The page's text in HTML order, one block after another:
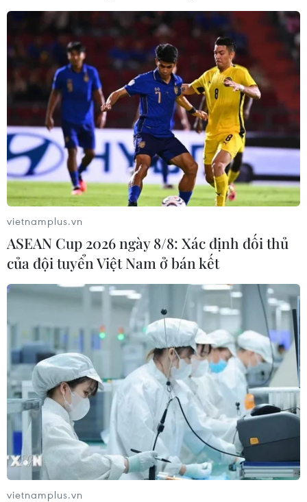
Đức: Kết quả bầu lãnh đạo SPD
làm lung lay liên minh cầm quyền
Cặp liên danh vừa được bầu làm lãnh đạo đảng SPD,
ông Norbert Walter-Borjans và bà Saskia Esken thường
xuyên chỉ trích việc thành lập liên minh cầm quyền với
đảng CDU của Thủ tướng Đức Angela Merkel.
vietnamplus.vn
ASEAN Cup 2026 ngày 8/8: Xác định đối thủ
của đội tuyển Việt Nam ở bán kết
vietnamplus.vn